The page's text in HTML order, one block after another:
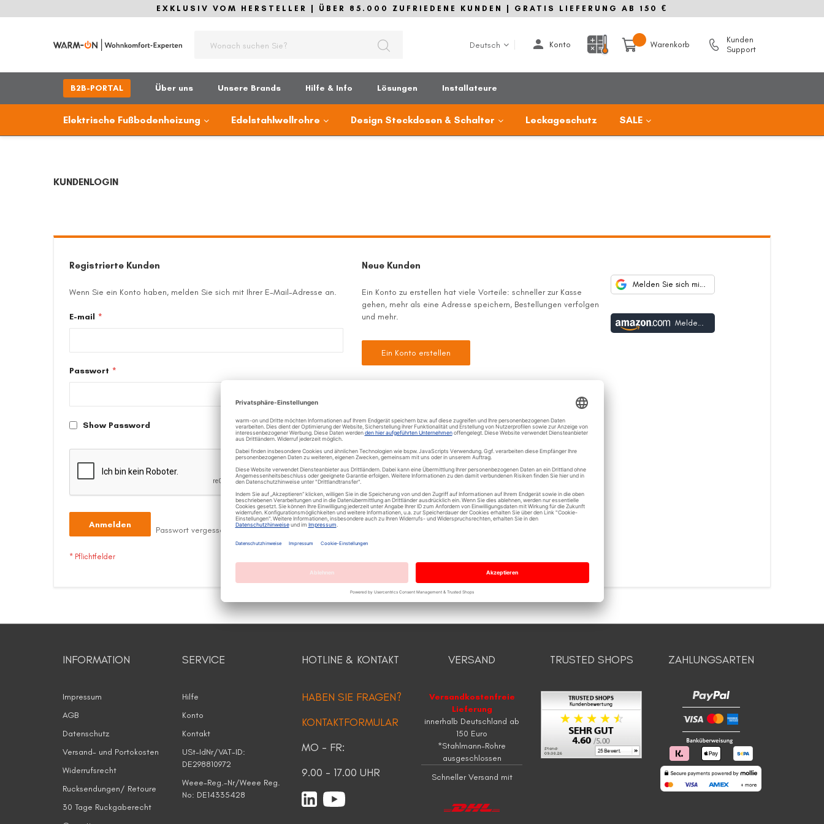
EXKLUSIV VOM HERSTELLER | ÜBER 85.000 ZUFRIEDENE KUNDEN | GRATIS LIEFERUNG AB 150 €
Sprache
Deutsch Konto Warenkorb
Kunden
Support
B2B-PORTAL Über uns Unsere Brands Hilfe & Info Lösungen Installateure
Elektrische Fußbodenheizung Edelstahlwellrohre Design Steckdosen & Schalter Leckageschutz SALE
KUNDENLOGIN
Registrierte Kunden
Wenn Sie ein Konto haben, melden Sie sich mit Ihrer E-Mail-Adresse an.
E-mail
Passwort
Show Password
Anmelden
Passwort vergessen?
Neue Kunden
Ein Konto zu erstellen hat viele Vorteile: schneller zur Kasse
gehen, mehr als eine Adresse speichern, Bestellungen verfolgen
und mehr.
Ein Konto erstellen
Melden Sie sich mit Google an
Melden Sie sich mit Amazon an
INFORMATION
Impressum
AGB
Datenschutz
Versand- und Portokosten
Widerrufsrecht
Rucksendungen/ Retoure
30 Tage Ruckgaberecht
SERVICE
Hilfe
Konto
Kontakt
USt-IdNr/VAT-ID:
DE298810972
Weee-Reg.-Nr/Weee Reg.
No: DE14335428
HOTLINE & KONTAKT
HABEN SIE FRAGEN?
KONTAKTFORMULAR
MO - FR:
9.00 - 17.00 UHR
VERSAND
Versandkostenfreie
Lieferung
innerhalb Deutschland ab
150 Euro
*Stahlmann-Rohre
ausgeschlossen
Schneller Versand mit
TRUSTED SHOPS ZAHLUNGSARTEN